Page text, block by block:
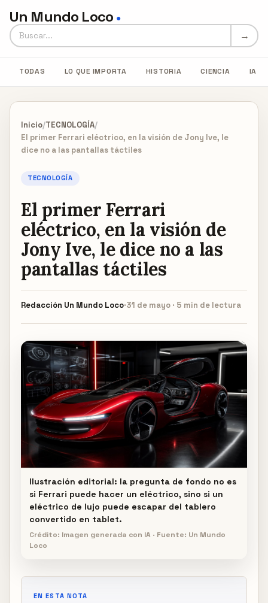
Un Mundo Loco ●
Buscar en Un Mundo Loco →
TODAS LO QUE IMPORTA HISTORIA CIENCIA IA
Inicio/TECNOLOGÍA/
El primer Ferrari eléctrico, en la visión de Jony Ive, le
dice no a las pantallas táctiles
TECNOLOGÍA
El primer Ferrari
eléctrico, en la visión de
Jony Ive, le dice no a las
pantallas táctiles
Redacción Un Mundo Loco·31 de mayo · 5 min de lectura
Ilustración editorial: la pregunta de fondo no es
si Ferrari puede hacer un eléctrico, sino si un
eléctrico de lujo puede escapar del tablero
convertido en tablet.
Crédito: Imagen generada con IA · Fuente: Un Mundo
Loco
EN ESTA NOTA